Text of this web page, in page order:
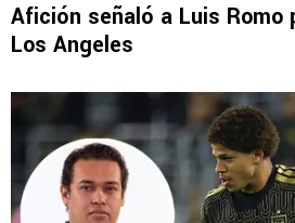
Afición señaló a Luis Romo
Los Angeles